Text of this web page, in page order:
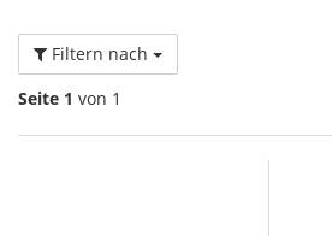
Filtern nach
Seite 1 von 1